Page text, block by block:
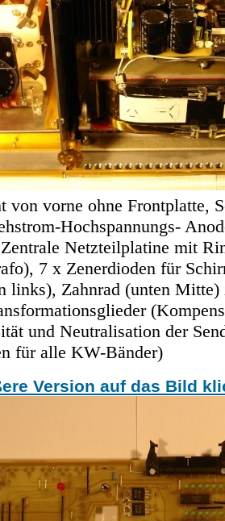
von vorne ohne Frontplatte,
Hochspannungs-
Netzteilplatine mit
7 x Zenerdioden für
links), Zahnrad (unten Mitte)
und Neutralisation der
für alle KW-Bänder)
Version auf das Bild